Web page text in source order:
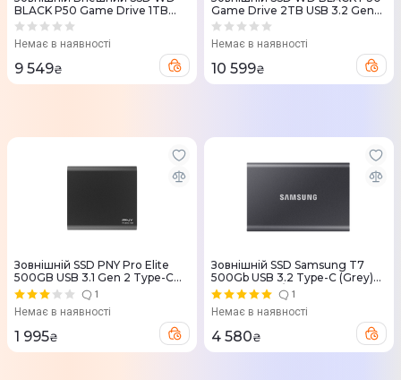
BLACK P50 Game Drive 1TB
USB 3.2 Gen 2x2
Немає в наявності
9 549₴
Game Drive 2TB USB 3.2 Gen
2x2 (Black) WDBA3S0020BBK-
Немає в наявності
10 599₴
Зовнішній SSD PNY Pro Elite
500GB USB 3.1 Gen 2 Type-C
(Black) PSD0CS2060-500-RB
1
Немає в наявності
1 995₴
Зовнішній SSD Samsung T7
500Gb USB 3.2 Type-C (Grey)
MU-PC500T/WW
1
Немає в наявності
4 580₴